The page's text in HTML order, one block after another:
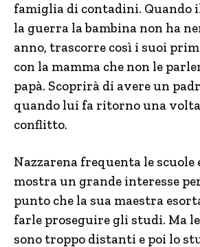
famiglia di contadini. Quando
la guerra la bambina non ha
anno, trascorre così i suoi
con la mamma che non le
papà. Scoprirà di avere un
quando lui fa ritorno una
conflitto.
Nazzarena frequenta le scuole
mostra un grande interesse
punto che la sua maestra
farle proseguire gli studi. Ma
sono troppo distanti e poi lo